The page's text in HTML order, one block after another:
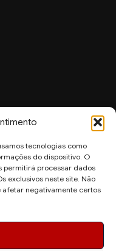
tecnologias como
do dispositivo. O
permitirá processar dados
exclusivos neste site. Não
negativamente certos